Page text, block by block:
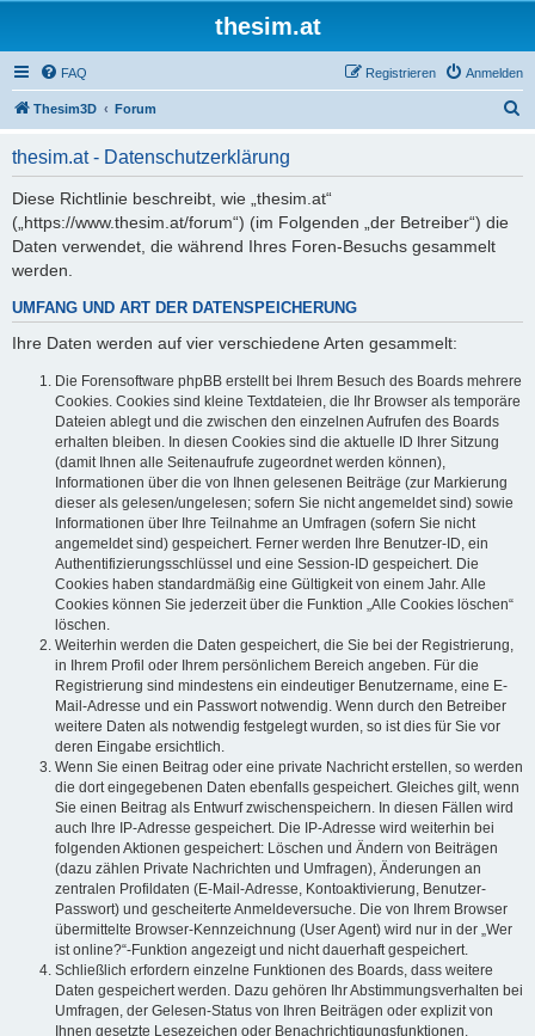
thesim.at
FAQ Anmelden
Registrieren
Thesim3D Forum
thesim.at - Datenschutzerklärung
Diese Richtlinie beschreibt, wie „thesim.at“
(„https://www.thesim.at/forum“) (im Folgenden „der Betreiber“) die
Daten verwendet, die während Ihres Foren-Besuchs gesammelt
werden.
UMFANG UND ART DER DATENSPEICHERUNG
Ihre Daten werden auf vier verschiedene Arten gesammelt:
Die Forensoftware phpBB erstellt bei Ihrem Besuch des Boards mehrere
Cookies. Cookies sind kleine Textdateien, die Ihr Browser als temporäre
Dateien ablegt und die zwischen den einzelnen Aufrufen des Boards
erhalten bleiben. In diesen Cookies sind die aktuelle ID Ihrer Sitzung
(damit Ihnen alle Seitenaufrufe zugeordnet werden können),
Informationen über die von Ihnen gelesenen Beiträge (zur Markierung
dieser als gelesen/ungelesen; sofern Sie nicht angemeldet sind) sowie
Informationen über Ihre Teilnahme an Umfragen (sofern Sie nicht
angemeldet sind) gespeichert. Ferner werden Ihre Benutzer-ID, ein
Authentifizierungsschlüssel und eine Session-ID gespeichert. Die
Cookies haben standardmäßig eine Gültigkeit von einem Jahr. Alle
Cookies können Sie jederzeit über die Funktion „Alle Cookies löschen“
löschen.
Weiterhin werden die Daten gespeichert, die Sie bei der Registrierung,
in Ihrem Profil oder Ihrem persönlichem Bereich angeben. Für die
Registrierung sind mindestens ein eindeutiger Benutzername, eine E-
Mail-Adresse und ein Passwort notwendig. Wenn durch den Betreiber
weitere Daten als notwendig festgelegt wurden, so ist dies für Sie vor
deren Eingabe ersichtlich.
Wenn Sie einen Beitrag oder eine private Nachricht erstellen, so werden
die dort eingegebenen Daten ebenfalls gespeichert. Gleiches gilt, wenn
Sie einen Beitrag als Entwurf zwischenspeichern. In diesen Fällen wird
auch Ihre IP-Adresse gespeichert. Die IP-Adresse wird weiterhin bei
folgenden Aktionen gespeichert: Löschen und Ändern von Beiträgen
(dazu zählen Private Nachrichten und Umfragen), Änderungen an
zentralen Profildaten (E-Mail-Adresse, Kontoaktivierung, Benutzer-
Passwort) und gescheiterte Anmeldeversuche. Die von Ihrem Browser
übermittelte Browser-Kennzeichnung (User Agent) wird nur in der „Wer
ist online?“-Funktion angezeigt und nicht dauerhaft gespeichert.
Schließlich erfordern einzelne Funktionen des Boards, dass weitere
Daten gespeichert werden. Dazu gehören Ihr Abstimmungsverhalten bei
Umfragen, der Gelesen-Status von Ihren Beiträgen oder explizit von
Ihnen gesetzte Lesezeichen oder Benachrichtigungsfunktionen.